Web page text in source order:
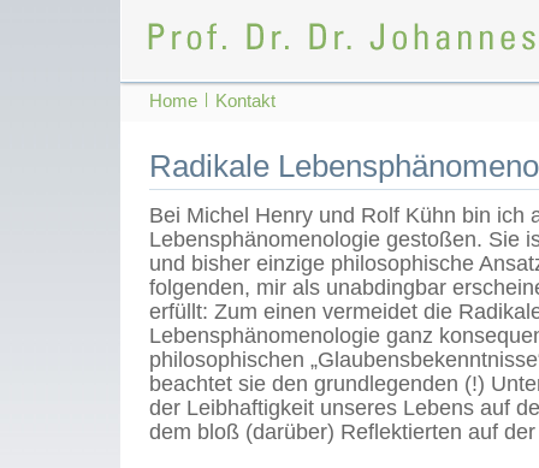
Home Kontakt
Radikale
Bei Michel Henry und Rolf Kühn bin ich
Lebensphänomenologie gestoßen. Sie
und bisher einzige philosophische
folgenden, mir als unabdingbar
erfüllt: Zum einen vermeidet die
Lebensphänomenologie ganz
philosophischen
beachtet sie den grundlegenden (!)
der Leibhaftigkeit unseres Lebens auf
dem bloß (darüber) Reflektierten auf